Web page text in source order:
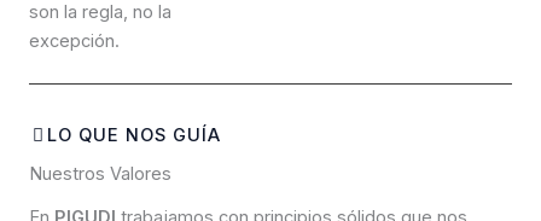
son la regla, no la
excepción.
LO QUE NOS GUÍA
Nuestros Valores